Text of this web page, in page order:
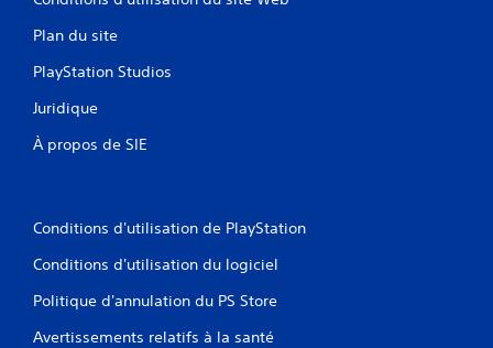
u
u
e
n
v
i
Plan du site
PlayStation Studios
Juridique
À propos de SIE
Conditions d'utilisation de PlayStation
Conditions d'utilisation du logiciel
Politique d'annulation du PS Store
Avertissements relatifs à la santé